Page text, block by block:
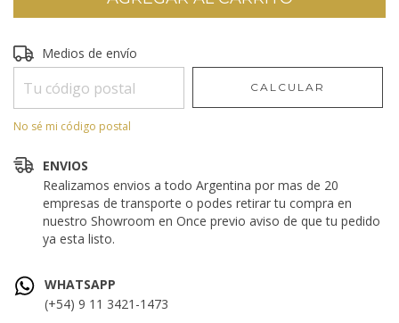
Entregas para el CP:
Medios de envío
CALCULAR
No sé mi código postal
ENVIOS
Realizamos envios a todo Argentina por mas de 20
empresas de transporte o podes retirar tu compra en
nuestro Showroom en Once previo aviso de que tu pedido
ya esta listo.
WHATSAPP
(+54) 9 11 3421-1473